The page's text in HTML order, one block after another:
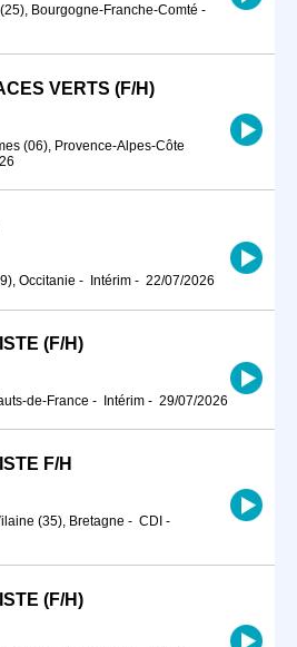
Bourgogne-Franche-Comté -
VERTS (F/H)
(06), Provence-Alpes-Côte
Occitanie - Intérim - 22/07/2026
(F/H)
de-France - Intérim - 29/07/2026
F/H
(35), Bretagne - CDI -
(F/H)